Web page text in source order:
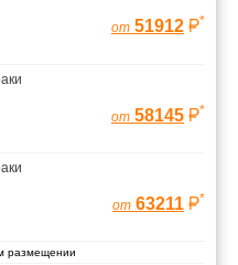
от 51912 *
от 58145 *
от 63211 *
размещении